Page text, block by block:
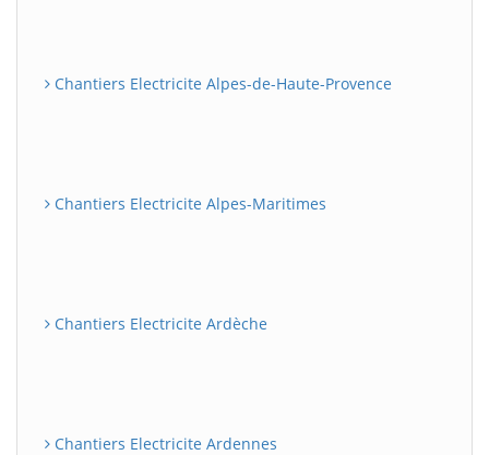
Chantiers Electricite Alpes-de-Haute-Provence
Chantiers Electricite Alpes-Maritimes
Chantiers Electricite Ardèche
Chantiers Electricite Ardennes